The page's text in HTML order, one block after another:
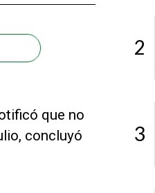
que no
concluyó
2
3